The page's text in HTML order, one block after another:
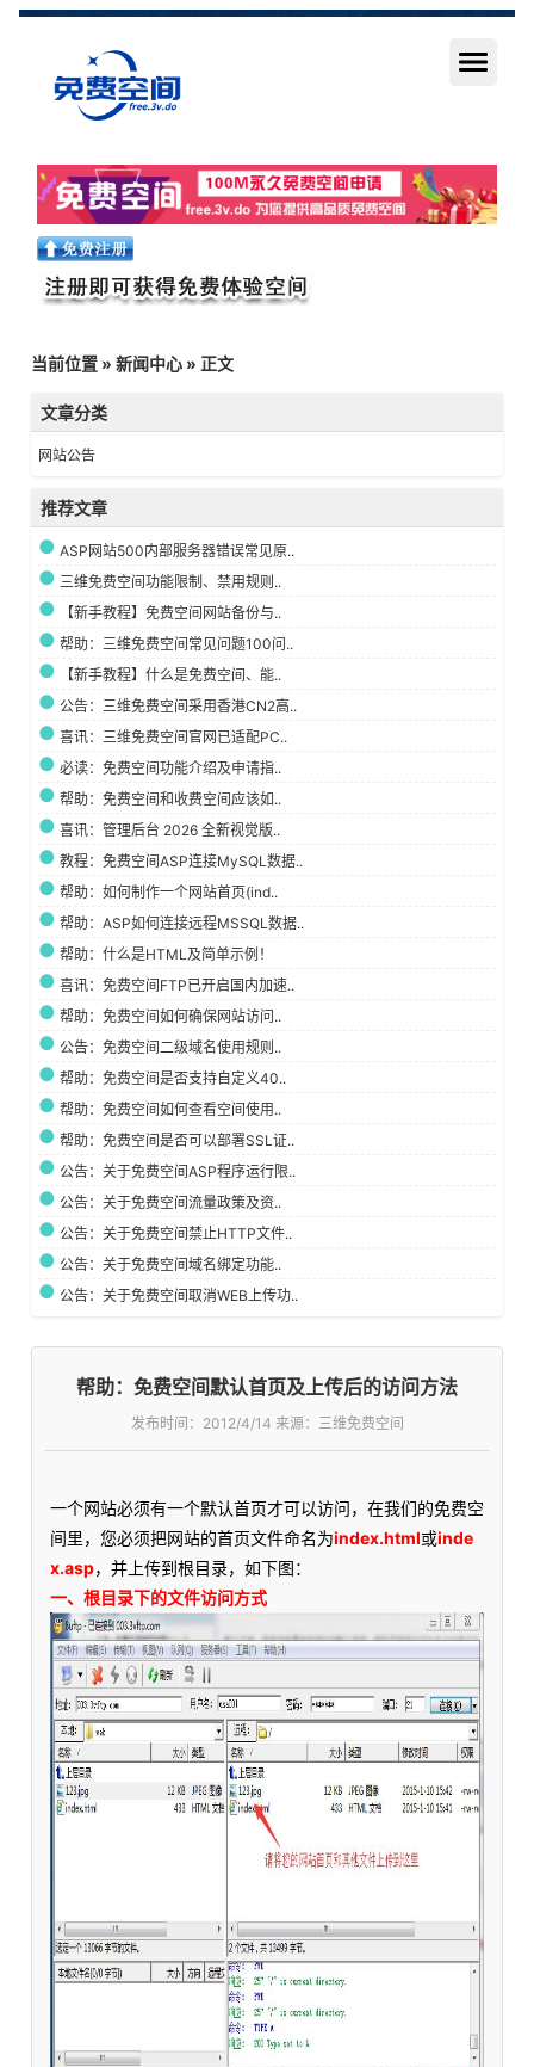
当前位置 » 新闻中心 » 正文
文章分类
网站公告
推荐文章
ASP网站500内部服务器错误常见原..
三维免费空间功能限制、禁用规则..
【新手教程】免费空间网站备份与..
帮助：三维免费空间常见问题100问..
【新手教程】什么是免费空间、能..
公告：三维免费空间采用香港CN2高..
喜讯：三维免费空间官网已适配PC..
必读：免费空间功能介绍及申请指..
帮助：免费空间和收费空间应该如..
喜讯：管理后台 2026 全新视觉版..
教程：免费空间ASP连接MySQL数据..
帮助：如何制作一个网站首页(ind..
帮助：ASP如何连接远程MSSQL数据..
帮助：什么是HTML及简单示例！
喜讯：免费空间FTP已开启国内加速..
帮助：免费空间如何确保网站访问..
公告：免费空间二级域名使用规则..
帮助：免费空间是否支持自定义40..
帮助：免费空间如何查看空间使用..
帮助：免费空间是否可以部署SSL证..
公告：关于免费空间ASP程序运行限..
公告：关于免费空间流量政策及资..
公告：关于免费空间禁止HTTP文件..
公告：关于免费空间域名绑定功能..
公告：关于免费空间取消WEB上传功..
帮助：免费空间默认首页及上传后的访问方法
发布时间： 2012/4/14 来源：三维免费空间
一个网站必须有一个默认首页才可以访问，在我们的免费空
间里，您必须把网站的首页文件命名为index.html或inde
x.asp，并上传到根目录，如下图：
一、根目录下的文件访问方式